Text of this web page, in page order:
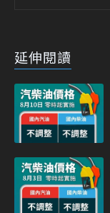
延伸閱讀